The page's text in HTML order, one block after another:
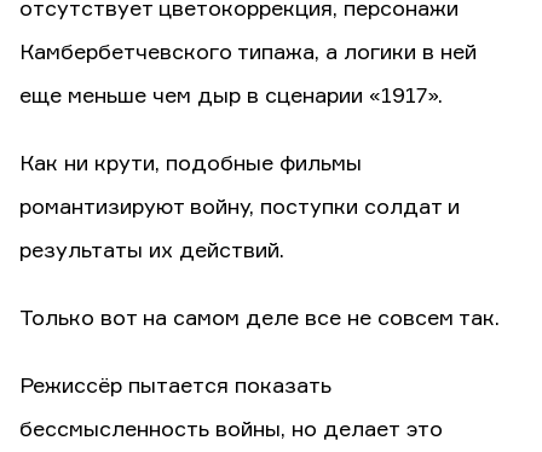
отсутствует цветокоррекция, персонажи
Камбербетчевского типажа, а логики в ней
еще меньше чем дыр в сценарии «1917».
Как ни крути, подобные фильмы
романтизируют войну, поступки солдат и
результаты их действий.
Только вот на самом деле все не совсем так.
Режиссёр пытается показать
бессмысленность войны, но делает это